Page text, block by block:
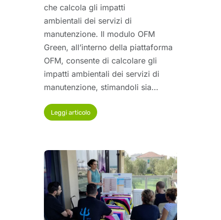
che calcola gli impatti
ambientali dei servizi di
manutenzione. Il modulo OFM
Green, all’interno della piattaforma
OFM, consente di calcolare gli
impatti ambientali dei servizi di
manutenzione, stimandoli sia…
Leggi articolo